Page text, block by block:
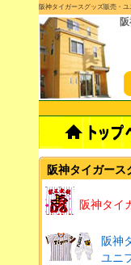
阪神タイガースグッズ販売・
阪神タイガース
阪神タイ
阪神
ユニ